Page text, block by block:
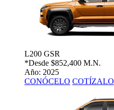
L200 GSR
*Desde $852,400 M.N.
Año: 2025
CONÓCELO COTÍZALO